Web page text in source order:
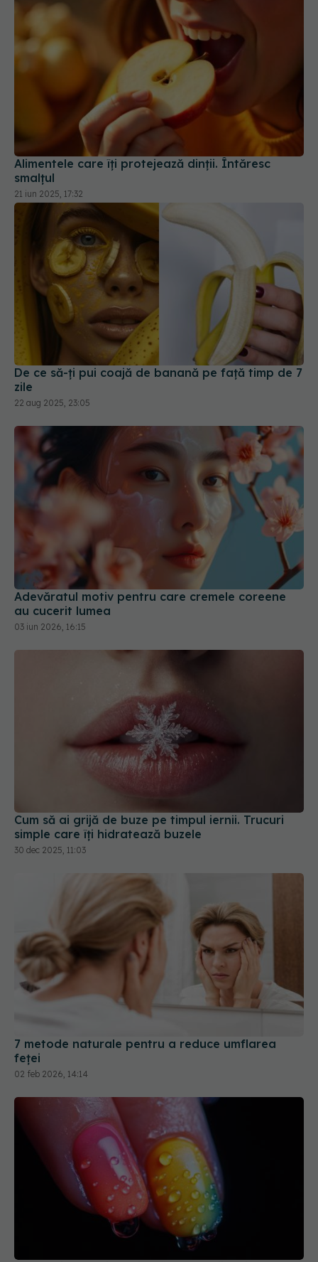
Alimentele care îți protejează dinții. Întăresc
smalțul
21 iun 2025, 17:32
De ce să-ți pui coajă de banană pe față timp de 7
22 aug 2025, 23:05
Adevăratul motiv pentru care cremele coreene
au cucerit lumea
03 iun 2026, 16:15
30 dec 2025, 11:03
7 metode naturale pentru a reduce umflarea
02 feb 2026, 14:14
Ce soluție trebuie aplicată pe unghii înainte de